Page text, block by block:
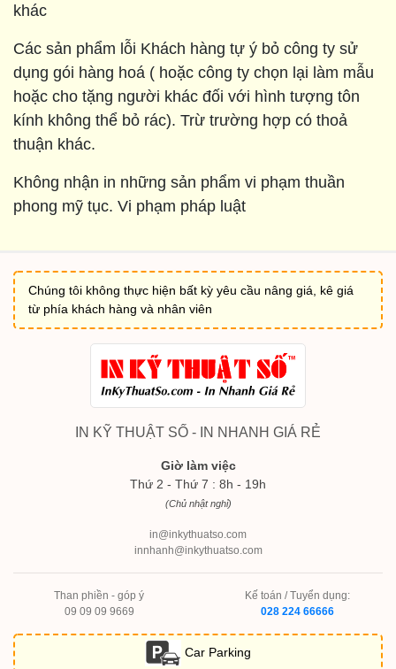
khác
Các sản phẩm lỗi Khách hàng tự ý bỏ công ty sử
dụng gói hàng hoá ( hoặc công ty chọn lại làm mẫu
hoặc cho tặng người khác đối với hình tượng tôn
kính không thể bỏ rác). Trừ trường hợp có thoả
thuận khác.
Không nhận in những sản phẩm vi phạm thuần
phong mỹ tục. Vi phạm pháp luật
Chúng tôi không thực hiện bất kỳ yêu cầu nâng giá, kê giá
từ phía khách hàng và nhân viên
IN KỸ THUẬT SỐ - IN NHANH GIÁ RẺ
Giờ làm việc
Thứ 2 - Thứ 7 : 8h - 19h
(Chủ nhật nghỉ)
in@inkythuatso.com
innhanh@inkythuatso.com
Than phiền - góp ý
09 09 09 9669
Kế toán / Tuyển dụng:
028 224 66666
Car Parking